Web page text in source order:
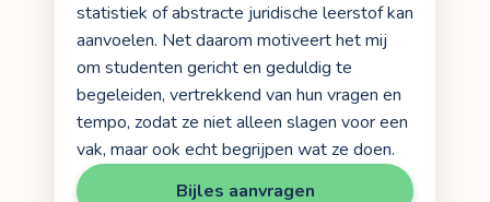
statistiek of abstracte juridische leerstof kan
aanvoelen. Net daarom motiveert het mij
om studenten gericht en geduldig te
begeleiden, vertrekkend van hun vragen en
tempo, zodat ze niet alleen slagen voor een
vak, maar ook echt begrijpen wat ze doen.
Bijles aanvragen